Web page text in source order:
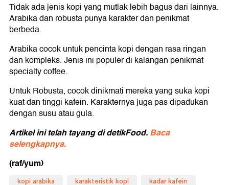
Tidak ada jenis kopi yang mutlak lebih bagus dari lainnya.
Arabika dan robusta punya karakter dan penikmat
berbeda.
Arabika cocok untuk pencinta kopi dengan rasa ringan
dan kompleks. Jenis ini populer di kalangan penikmat
specialty coffee.
Untuk Robusta, cocok dinikmati mereka yang suka kopi
kuat dan tinggi kafein. Karakternya juga pas dipadukan
dengan susu atau gula.
Artikel ini telah tayang di detikFood.Baca
selengkapnya.
(raf/yum)
kopi arabika karakteristik kopi kadar kafein